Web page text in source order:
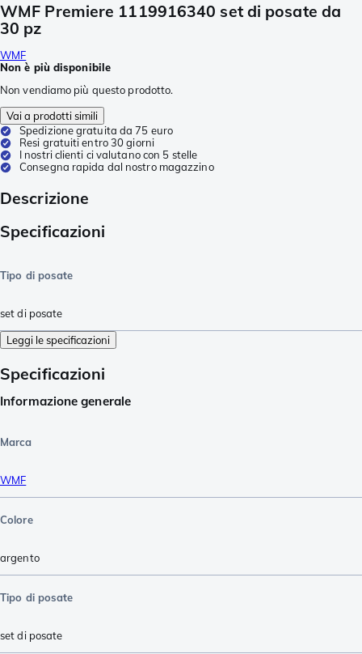
WMF Premiere 1119916340 set di posate da
30 pz
WMF
Non è più disponibile
Non vendiamo più questo prodotto.
Vai a prodotti simili
Spedizione gratuita da 75 euro
Resi gratuiti entro 30 giorni
I nostri clienti ci valutano con 5 stelle
Consegna rapida dal nostro magazzino
Descrizione
Specificazioni
Tipo di posate
set di posate
Leggi le specificazioni
Specificazioni
Informazione generale
Marca
WMF
Colore
argento
Tipo di posate
set di posate